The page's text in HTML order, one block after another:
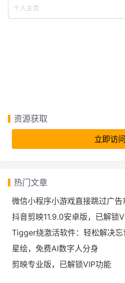
资源获取
立即访问
热门文章
微信小程序小游戏直接跳过广告
抖音剪映11.9.0安卓版，已解锁
Tigger绕激活软件：轻松解决
星绘，免费AI数字人分身
剪映专业版，已解锁VIP功能